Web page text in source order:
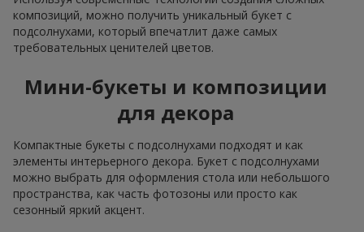
композиций, можно получить уникальный букет с
подсолнухами, который впечатлит даже самых
требовательных ценителей цветов.
Мини-букеты и композиции
для декора
Компактные букеты с подсолнухами подходят и как
элементы интерьерного декора. Букет с подсолнухами
можно выбрать для оформления стола или небольшого
пространства, как часть фотозоны или просто как
сезонный яркий акцент.